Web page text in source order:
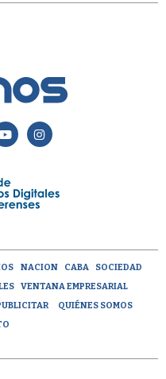
NACION CABA
SOCIEDAD
VENTANA EMPRESARIAL
QUIÉNES SOMOS